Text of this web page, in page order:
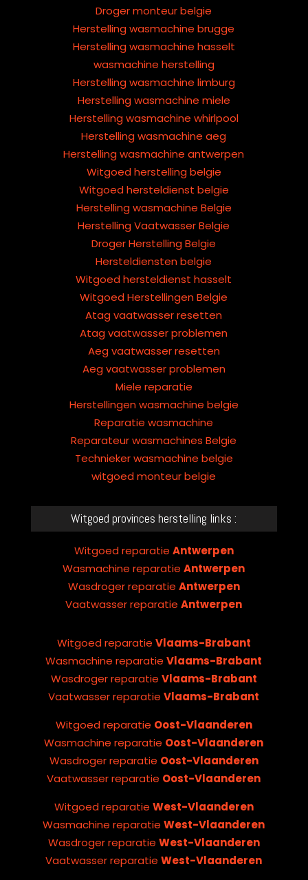
Droger monteur belgie
Herstelling wasmachine brugge
Herstelling wasmachine hasselt
wasmachine herstelling
Herstelling wasmachine limburg
Herstelling wasmachine miele
Herstelling wasmachine whirlpool
Herstelling wasmachine aeg
Herstelling wasmachine antwerpen
Witgoed herstelling belgie
Witgoed hersteldienst belgie
Herstelling wasmachine Belgie
Herstelling Vaatwasser Belgie
Droger Herstelling Belgie
Hersteldiensten belgie
Witgoed hersteldienst hasselt
Witgoed Herstellingen Belgie
Atag vaatwasser resetten
Atag vaatwasser problemen
Aeg vaatwasser resetten
Aeg vaatwasser problemen
Miele reparatie
Herstellingen wasmachine belgie
Reparatie wasmachine
Reparateur wasmachines Belgie
Technieker wasmachine belgie
witgoed monteur belgie
Witgoed provinces herstelling links :
Witgoed reparatie Antwerpen
Wasmachine reparatieAntwerpen
Wasdroger reparatie Antwerpen
Vaatwasser reparatieAntwerpen
Witgoed reparatie Vlaams-Brabant
Wasmachine reparatieVlaams-Brabant
Wasdroger reparatie Vlaams-Brabant
Vaatwasser reparatieVlaams-Brabant
Witgoed reparatie Oost-Vlaanderen
Wasmachine reparatie Oost-Vlaanderen
Wasdroger reparatie Oost-Vlaanderen
Vaatwasser reparatie Oost-Vlaanderen
Witgoed reparatie West-Vlaanderen
Wasmachine reparatieWest-Vlaanderen
Wasdroger reparatie West-Vlaanderen
Vaatwasser reparatieWest-Vlaanderen